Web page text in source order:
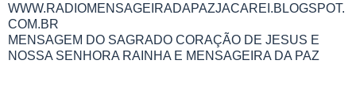
WWW.RADIOMENSAGEIRADAPAZJACAREI.BLOGSPOT.
COM.BR
MENSAGEM DO SAGRADO CORAÇÃO DE JESUS E
NOSSA SENHORA RAINHA E MENSAGEIRA DA PAZ